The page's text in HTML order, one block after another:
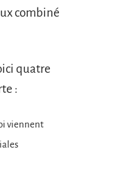
combiné
quatre
:
viennent